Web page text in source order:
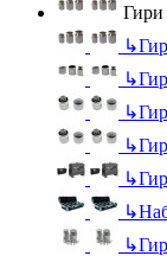
Гири
↳
↳
↳
↳
↳
↳
↳